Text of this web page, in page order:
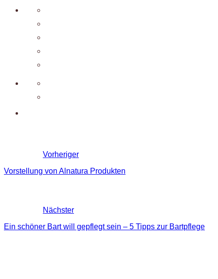
Vorheriger
Vorstellung von Alnatura Produkten
Nächster
Ein schöner Bart will gepflegt sein – 5 Tipps zur Bartpflege